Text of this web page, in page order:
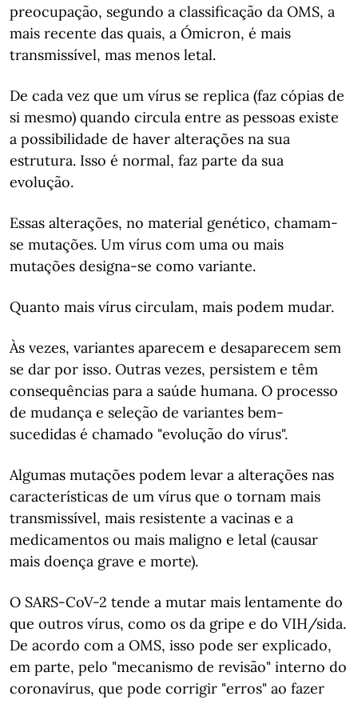
preocupação, segundo a classificação da OMS, a
mais recente das quais, a Ómicron, é mais
transmissível, mas menos letal.
De cada vez que um vírus se replica (faz cópias de
si mesmo) quando circula entre as pessoas existe
a possibilidade de haver alterações na sua
estrutura. Isso é normal, faz parte da sua
evolução.
Essas alterações, no material genético, chamam-
se mutações. Um vírus com uma ou mais
mutações designa-se como variante.
Quanto mais vírus circulam, mais podem mudar.
Às vezes, variantes aparecem e desaparecem sem
se dar por isso. Outras vezes, persistem e têm
consequências para a saúde humana. O processo
de mudança e seleção de variantes bem-
sucedidas é chamado "evolução do vírus".
Algumas mutações podem levar a alterações nas
características de um vírus que o tornam mais
transmissível, mais resistente a vacinas e a
medicamentos ou mais maligno e letal (causar
mais doença grave e morte).
O SARS-CoV-2 tende a mutar mais lentamente do
que outros vírus, como os da gripe e do VIH/sida.
De acordo com a OMS, isso pode ser explicado,
em parte, pelo "mecanismo de revisão" interno do
coronavírus, que pode corrigir "erros" ao fazer